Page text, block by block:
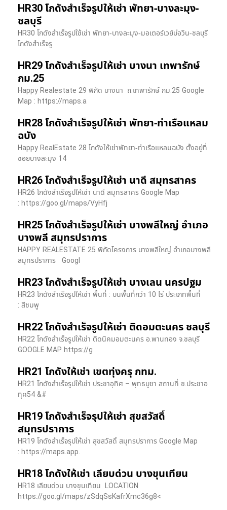
HR30 โกดังสำเร็จรูปให้เช่า พัทยา-บางละมุง-
ชลบุรี
HR30 โกดังสำเร็จรูปใช้เช่า พัทยา-บางละมุง-มอเตอร์เวย์บ่อวิน-ชลบุรี
โกดังสำเร็จรู
HR29 โกดังสำเร็จรูปให้เช่า บางนา เทพารักษ์
กม.25
Happy Realestate 29 พิกัด บางนา​ ถ.เทพารักษ์ กม.25 Google
Map : ​https://maps.a
HR28 โกดังสำเร็จรูปให้เช่า พัทยา-ท่าเรือแหลม
ฉบัง
Happy RealEstate 28 โกดังให้เช่าพัทยา-ท่าเรือแหลมฉบัง ตั้งอยู่ที่
ซอยบางละมุง 14
HR26 โกดังสำเร็จรูปให้เช่า นาดี สมุทรสาคร
HR26 โกดังสำเร็จรูปให้เช่า นาดี สมุทรสาคร Google Map
: https://goo.gl/maps/VyHfj
HR25 โกดังสำเร็จรูปให้เช่า บางพลีใหญ่ อำเภอ
บางพลี สมุทรปราการ
HAPPY REALESTATE 25 พิกัดโครงการ บางพลีใหญ่ อำเภอบางพลี
สมุทรปราการ Googl
HR23 โกดังสำเร็จรูปให้เช่า บางเลน นครปฐม
HR23 โกดังสำเร็จรูปให้เช่า พื้นที่ : บนพื้นที่กว่า 10 ไร่ ประเภทพื้นที่
: สีชมพู
HR22 โกดังสำเร็จรูปให้เช่า ติดอมตะนคร ชลบุรี
HR22 โกดังสำเร็จรูปให้เช่า ติดนิคมอมตะนคร อ.พานทอง จ.ชลบุรี
GOOGLE MAP https://g
HR21 โกดังให้เช่า เขตทุ่งครุ กทม.
HR21 โกดังสำเร็จรูปให้เช่า ประชาอุทิศ – พุทธบูชา สถานที่ ซ.ประชาอ
ทุิศ54 &#
HR19 โกดังสำเร็จรุปให้เช่า สุขสวัสดิ์
สมุทรปราการ
HR19 โกดังสำเร็จรุปให้เช่า สุขสวัสดิ์ สมุทรปราการ Google Map
: https://maps.app.
HR18 โกดังให้เช่า เลียบด่วน บางขุนเทียน
HR18 เลียบด่วน​ บางขุนเทียน​ LOCATION
https://goo.gl/maps/zSdqSsKafrXmc36g8<